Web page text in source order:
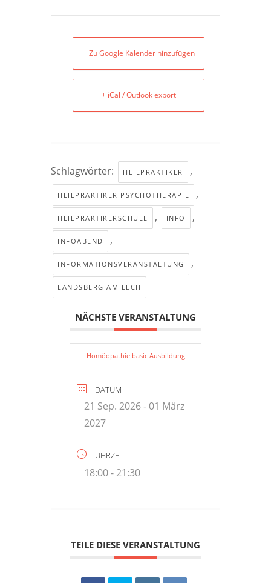
+ Zu Google Kalender hinzufügen
+ iCal / Outlook export
Schlagwörter: HEILPRAKTIKER ,
HEILPRAKTIKER PSYCHOTHERAPIE ,
HEILPRAKTIKERSCHULE , INFO ,
INFOABEND ,
INFORMATIONSVERANSTALTUNG ,
LANDSBERG AM LECH
NÄCHSTE VERANSTALTUNG
Homöopathie basic Ausbildung
DATUM
21 Sep. 2026- 01 März
2027
UHRZEIT
18:00 - 21:30
TEILE DIESE VERANSTALTUNG